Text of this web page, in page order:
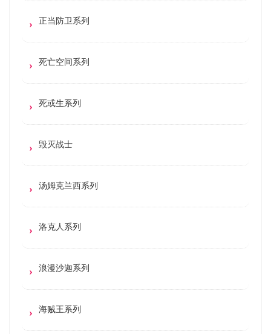
正当防卫系列
死亡空间系列
死或生系列
毁灭战士
汤姆克兰西系列
洛克人系列
浪漫沙迦系列
海贼王系列